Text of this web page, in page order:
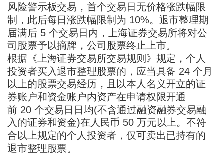
风险警示板交易，首个交易日无价格涨跌幅限
制，此后每日涨跌幅限制为 10%。退市整理期
届满后 5 个交易日内，上海证券交易所将对公
司股票予以摘牌，公司股票终止上市。
根据《上海证券交易所交易规则》规定，个人
投资者买入退市整理股票的，应当具备 24 个月
以上的股票交易经历，且以本人名义开立的证
券账户和资金账户内资产在申请权限开通
前 20 个交易日日均(不含通过融资融券交易融
入的证券和资金)在人民币 50 万元以上。不符
合以上规定的个人投资者，仅可卖出已持有的
退市整理股票。